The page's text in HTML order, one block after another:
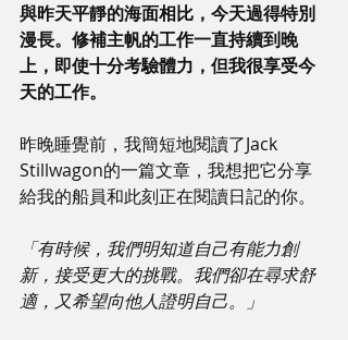
與昨天平靜的海面相比，今天過得特別
漫長。修補主帆的工作一直持續到晚
上，即使十分考驗體力，但我很享受今
天的工作。
昨晚睡覺前，我簡短地閱讀了Jack
Stillwagon的一篇文章，我想把它分享
給我的船員和此刻正在閱讀日記的你。
「有時候，我們明知道自己有能力創
新，接受更大的挑戰。我們卻在尋求舒
適，又希望向他人證明自己。」